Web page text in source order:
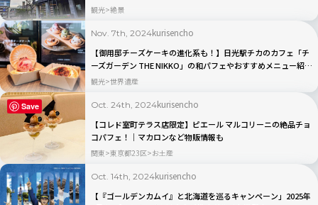
観光 絶景
Nov. 7th, 2024kurisencho
【御用邸チーズケーキの進化系も！】日光駅チカのカフェ「チ
ーズガーデン THE NIKKO」の和パフェやおすすめメニュー紹
介！
観光 世界遺産
Oct. 24th, 2024kurisencho
【コレド室町テラス店限定】ピエール マルコリーニの絶品チョ
コパフェ！｜マカロンなど物販情報も
関東 東京都23区 お土産
Oct. 14th, 2024kurisencho
【『ゴールデンカムイ』と北海道を巡るキャンペーン」2025年
Save